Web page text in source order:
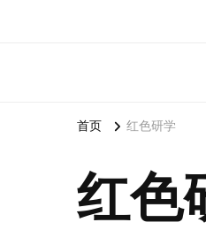
首页 红色研学
红色